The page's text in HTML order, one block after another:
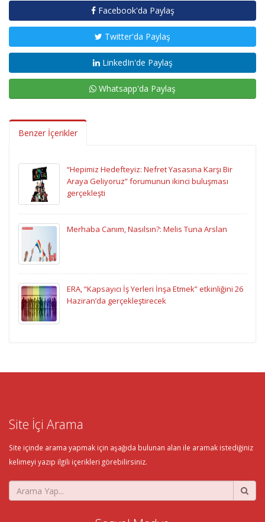
Facebook'da Paylaş
Twitter'da Paylaş
LinkedIn'de Paylaş
Whatsapp'da Paylaş
Benzer İçerikler
“Hepimiz Hedefteyiz: Nefret Yasasına Karşı Bir
Araya Geliyoruz” forumunun ikinci buluşması
gerçekleşti
Merhaba Canım, Nasılsın?: Melis Tuna Arslan
ERA, “Kapsayıcı İş Yerleri İnşa Etmek” etkinliğini 26
Haziran’da gerçekleştirecek
Site İçi Arama
Site içinde arama yapmak için aşağıda bulunan alan ile aramak istediğiniz
kelimeyi yazıp ilgili içerikleri görebilirsiniz.